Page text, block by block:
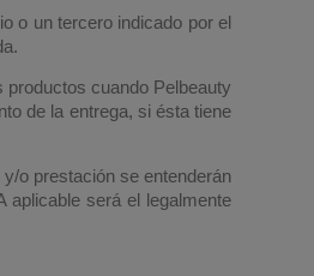
o un tercero indicado por el
cuando Pelbeauty
de la entrega, si ésta tiene
o prestación se entenderán
aplicable será el legalmente